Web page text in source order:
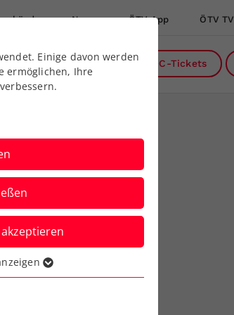
News ÖTV App ÖTV TV
Über uns DC-Tickets
Einige davon werden
ermöglichen, Ihre
Funktionen der
dass die Webseite